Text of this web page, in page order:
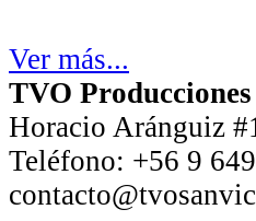
Ver más...
TVO Producciones
Horacio Aránguiz
Teléfono: +56 9